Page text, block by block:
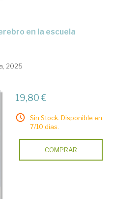
2025
19,80 €
Sin Stock. Disponible en
7/10 días.
COMPRAR